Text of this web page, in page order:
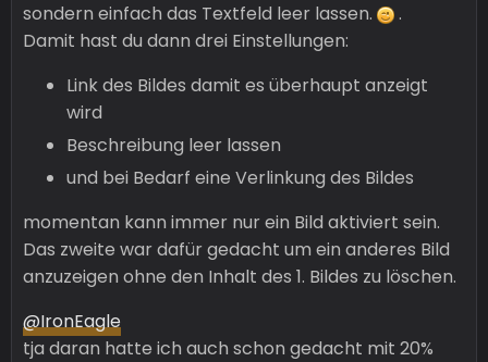
sondern einfach das Textfeld leer lassen.
.
Damit hast du dann drei Einstellungen:
Link des Bildes damit es überhaupt anzeigt
wird
Beschreibung leer lassen
und bei Bedarf eine Verlinkung des Bildes
momentan kann immer nur ein Bild aktiviert sein.
Das zweite war dafür gedacht um ein anderes Bild
anzuzeigen ohne den Inhalt des 1. Bildes zu löschen.
@IronEagle
tja daran hatte ich auch schon gedacht mit 20%